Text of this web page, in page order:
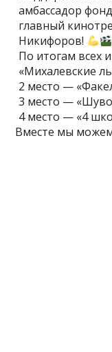
амбассадор
главный
Никифоров!
По итогам всех
«Михалевские
2 место —
3 место —
4 место — «4
Вместе мы